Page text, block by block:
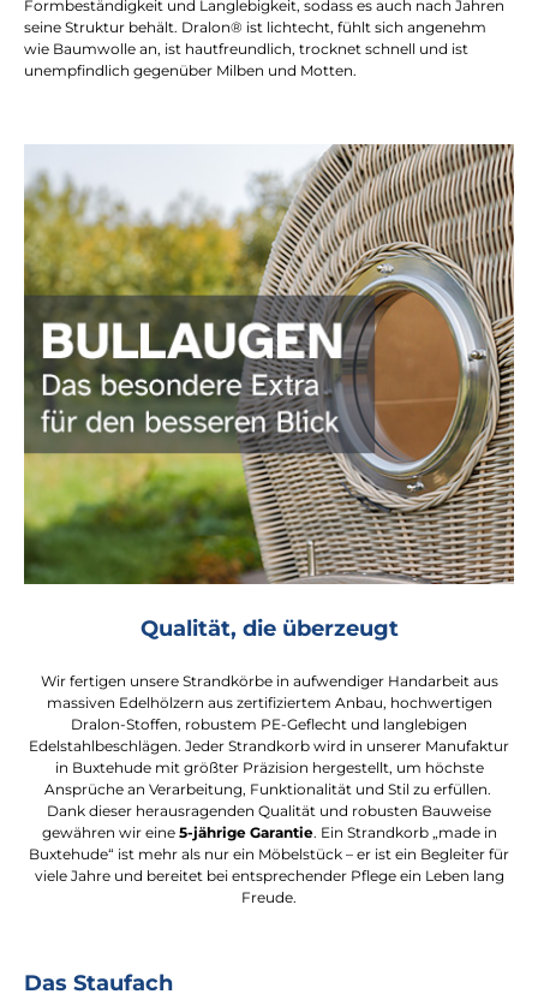
Formbeständigkeit und Langlebigkeit, sodass es auch nach Jahren
seine Struktur behält. Dralon® ist lichtecht, fühlt sich angenehm
wie Baumwolle an, ist hautfreundlich, trocknet schnell und ist
unempfindlich gegenüber Milben und Motten.
Qualität, die überzeugt
Wir fertigen unsere Strandkörbe in aufwendiger Handarbeit aus
massiven Edelhölzern aus zertifiziertem Anbau, hochwertigen
Dralon-Stoffen, robustem PE-Geflecht und langlebigen
Edelstahlbeschlägen. Jeder Strandkorb wird in unserer Manufaktur
in Buxtehude mit größter Präzision hergestellt, um höchste
Ansprüche an Verarbeitung, Funktionalität und Stil zu erfüllen.
Dank dieser herausragenden Qualität und robusten Bauweise
gewähren wir eine 5-jährige Garantie. Ein Strandkorb „made in
Buxtehude“ ist mehr als nur ein Möbelstück – er ist ein Begleiter für
viele Jahre und bereitet bei entsprechender Pflege ein Leben lang
Freude.
Das Staufach